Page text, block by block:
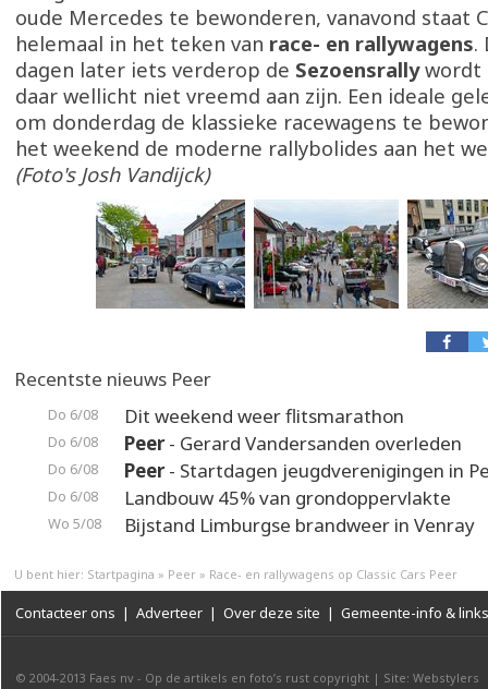
oude Mercedes te bewonderen, vanavond staat
helemaal in het teken van race- en rallywagens.
dagen later iets verderop de Sezoensrallywordt
daar wellicht niet vreemd aan zijn. Een ideale
om donderdag de klassieke racewagens te
het weekend de moderne rallybolides aan het
(Foto's Josh Vandijck)
Recentste nieuws Peer
Do 6/08 Dit weekend weer flitsmarathon
Do 6/08 Peer- Gerard Vandersanden overleden
Do 6/08 Peer- Startdagen jeugdverenigingen in
Do 6/08 Landbouw 45% van grondoppervlakte
Wo 5/08 Bijstand Limburgse brandweer in Venray
U bent hier: Startpagina » Peer » Race- en rallywagens op Classic Cars Peer
Contacteer ons | Adverteer | Over deze site | Gemeente-info & links
© 2004-2013 Faes nv - Op de artikels en foto’s rust copyright | Site: Webstylers